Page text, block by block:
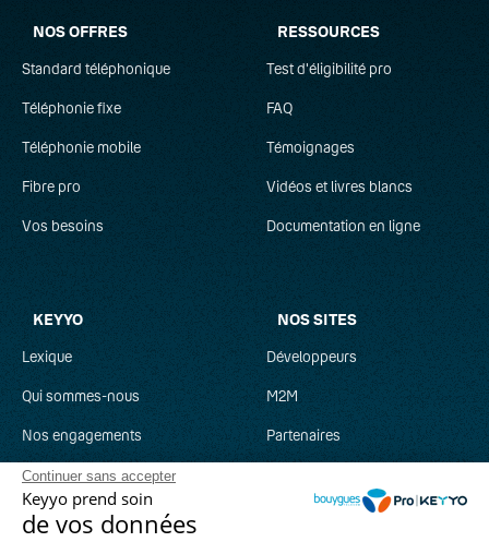
Continuer sans accepter
Keyyo prend soin
de vos données
NOS OFFRES
Standard téléphonique
Téléphonie fixe
Téléphonie mobile
Fibre pro
Vos besoins
RESSOURCES
Test d'éligibilité pro
FAQ
Témoignages
Vidéos et livres blancs
Documentation en ligne
KEYYO
Lexique
Qui sommes-nous
Nos engagements
Recrutement
Parrainage
NOS SITES
Développeurs
M2M
Partenaires